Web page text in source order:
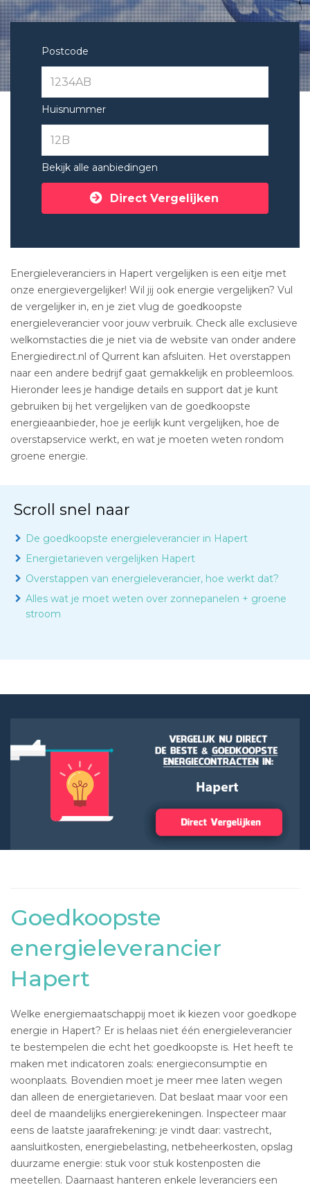
Postcode
Huisnummer
Bekijk alle aanbiedingen
Direct Vergelijken
Energieleveranciers in Hapert vergelijken is een eitje met
onze energievergelijker! Wil jij ook energie vergelijken? Vul
de vergelijker in, en je ziet vlug de goedkoopste
energieleverancier voor jouw verbruik. Check alle exclusieve
welkomstacties die je niet via de website van onder andere
Energiedirect.nl of Qurrent kan afsluiten. Het overstappen
naar een andere bedrijf gaat gemakkelijk en probleemloos.
Hieronder lees je handige details en support dat je kunt
gebruiken bij het vergelijken van de goedkoopste
energieaanbieder, hoe je eerlijk kunt vergelijken, hoe de
overstapservice werkt, en wat je moeten weten rondom
groene energie.
Scroll snel naar
De goedkoopste energieleverancier in Hapert
Energietarieven vergelijken Hapert
Overstappen van energieleverancier, hoe werkt dat?
Alles wat je moet weten over zonnepanelen + groene
stroom
Goedkoopste
energieleverancier
Hapert
Welke energiemaatschappij moet ik kiezen voor goedkope
energie in Hapert? Er is helaas niet één energieleverancier
te bestempelen die echt het goedkoopste is. Het heeft te
maken met indicatoren zoals: energieconsumptie en
woonplaats. Bovendien moet je meer mee laten wegen
dan alleen de energietarieven. Dat beslaat maar voor een
deel de maandelijks energierekeningen. Inspecteer maar
eens de laatste jaarafrekening: je vindt daar: vastrecht,
aansluitkosten, energiebelasting, netbeheerkosten, opslag
duurzame energie: stuk voor stuk kostenposten die
meetellen. Daarnaast hanteren enkele leveranciers een